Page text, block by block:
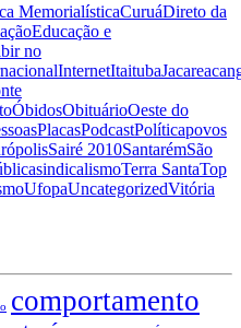
MemorialísticaCuruáDireto da
Educação e
no
InternetItaituba
ÓbidosObituárioOeste do
PlacasPodcastPolíticapovos
Sairé 2010SantarémSão
sindicalismoTerra SantaTop
UfopaUncategorizedVitória
comportamento